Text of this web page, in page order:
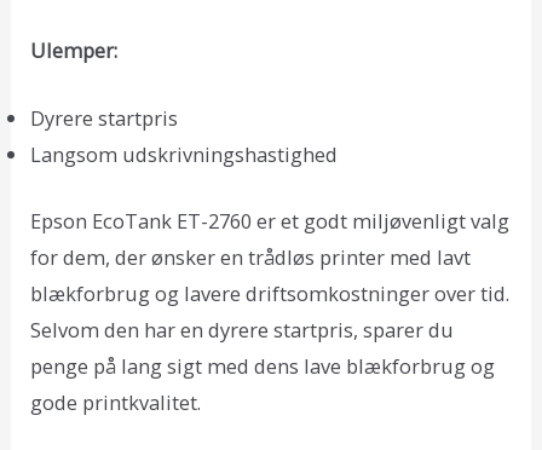
Ulemper:
Dyrere startpris
Langsom udskrivningshastighed
Epson EcoTank ET-2760 er et godt miljøvenligt valg
for dem, der ønsker en trådløs printer med lavt
blækforbrug og lavere driftsomkostninger over tid.
Selvom den har en dyrere startpris, sparer du
penge på lang sigt med dens lave blækforbrug og
gode printkvalitet.